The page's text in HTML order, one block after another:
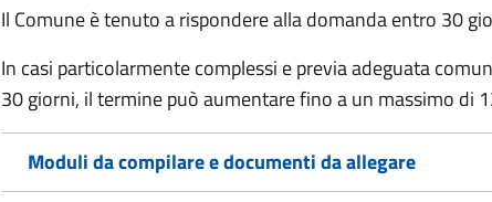
Il Comune è tenuto a rispondere alla domanda entro 30
In casi particolarmente complessi e previa adeguata
30 giorni, il termine può aumentare fino a un massimo di
Moduli da compilare e documenti da allegare